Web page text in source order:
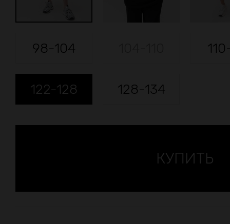
98-104
122-128 128-134